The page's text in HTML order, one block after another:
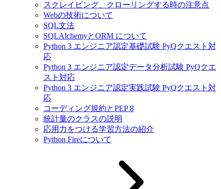
スクレイピング、クローリングする時の注意点
Webの技術について
SQL文法
SQLAlchemyとORM について
Python 3 エンジニア認定基礎試験 PyQクエスト対
応
Python 3 エンジニア認定データ分析試験 PyQクエ
スト対応
Python 3 エンジニア認定実践試験 PyQクエスト対
応
コーディング規約とPEP 8
統計量のクラスの説明
応用力をつける学習方法の紹介
Python Fireについて